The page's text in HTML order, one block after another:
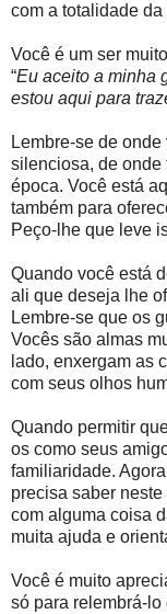
com a totalidade
Você é um ser
“Eu aceito a minha
estou aqui para
Lembre-se de
silenciosa, de onde
época. Você está
também para
Peço-lhe que leve
Quando você está
ali que deseja lhe
Lembre-se que os
Vocês são almas
lado, enxergam as
com seus olhos
Quando permitir
os como seus
familiaridade.
precisa saber
com alguma coisa
muita ajuda e
Você é muito
só para relembrá-